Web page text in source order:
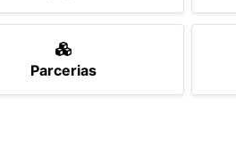
Parcerias